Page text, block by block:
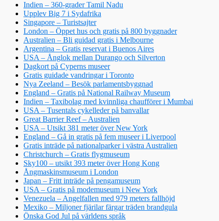
Indien – 360-grader Tamil Nadu
Upplev Big 7 i Sydafrika
Singapore – Turistsajter
London – Öppet hus och gratis på 800 byggnader
Australien – Bli guidad gratis i Melbourne
Argentina – Gratis reservat i Buenos Aires
USA – Ånglok mellan Durango och Silverton
Dagkort på Cyperns museer
Gratis guidade vandringar i Toronto
Nya Zeeland – Besök parlamentsbyggnad
England – Gratis på National Railway Museum
Indien – Taxibolag med kvinnliga chaufförer i Mumbai
USA – Tusentals cykelleder på banvallar
Great Barrier Reef – Australien
USA – Utsikt 381 meter över New York
England – Gå in gratis på fem museer i Liverpool
Gratis inträde på nationalparker i västra Australien
Christchurch – Gratis flygmuseum
Sky100 – utsikt 393 meter över Hong Kong
Ångmaskinsmuseum i London
Japan – Fritt inträde på pengamuseum
USA – Gratis på modemuseum i New York
Venezuela – Angelfallen med 979 meters fallhöjd
Mexiko – Miljoner fjärilar färgar träden brandgula
Önska God Jul på världens språk